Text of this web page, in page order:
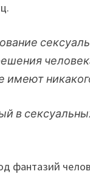
имеют
в
фантазий